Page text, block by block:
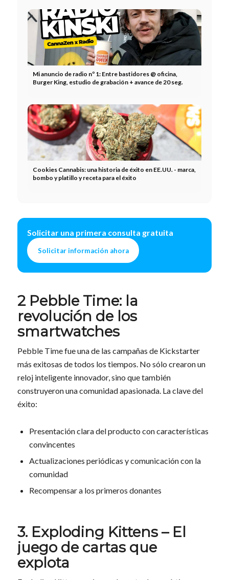
Mi anuncio de radio nº 1: Entre bastidores @ oficina,
Burger King, estudio de grabación + avance de 20 seg.
Cookies Cannabis: una historia de éxito en EE.UU. - marca,
bombo y platillo y receta para el éxito
Solicitar una primera consulta gratuita
Solicitar información ahora
2 Pebble Time: la
revolución de los
smartwatches
Pebble Time fue una de las campañas de Kickstarter
más exitosas de todos los tiempos. No sólo crearon un
reloj inteligente innovador, sino que también
construyeron una comunidad apasionada. La clave del
éxito:
Presentación clara del producto con características
convincentes
Actualizaciones periódicas y comunicación con la
comunidad
Recompensar a los primeros donantes
3. Exploding Kittens – El
juego de cartas que
explota